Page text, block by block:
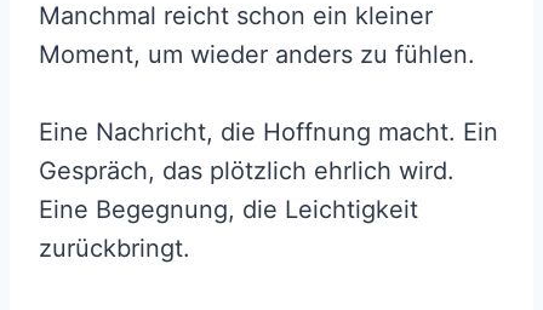
Manchmal reicht schon ein kleiner
Moment, um wieder anders zu fühlen.
Eine Nachricht, die Hoffnung macht. Ein
Gespräch, das plötzlich ehrlich wird.
Eine Begegnung, die Leichtigkeit
zurückbringt.